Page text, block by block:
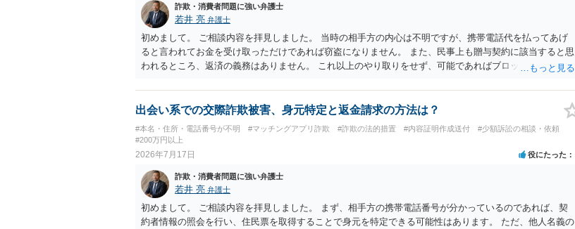
詐欺・消費者問題に強い弁護士
若井 亮 弁護士
初めまして。 ご相談内容を拝見しました。 当時の相手方の内心は不明ですが、携帯電話代を払ってあげ
ると言われてお金を受け取っただけであれば窃盗になりません。 また、民事上も贈与契約に該当すると思
われるところ、返済の義務はありません。 これ以上のやり取りをせず、可能であればブロックをするよう
になれば幸いです。
出会い系での交際詐欺被害、身元特定と返金請求の方法は？
#本名・住所・電話番号が不明 #マッチングアプリ詐欺 #詐欺の法的措置 #内容証明作成送付
#少額訴訟の相談・依頼
#200万円以上
2026年7月17日 役にたった
詐欺・消費者問題に強い弁護士
若井 亮 弁護士
初めまして。 ご相談内容を拝見しました。 まず、相手方の携帯電話番号が分かっているのであれば、契
約者情報の照会を行い、住民票を取得することで身元を特定できる可能性はあります。 ただ、他人名義の